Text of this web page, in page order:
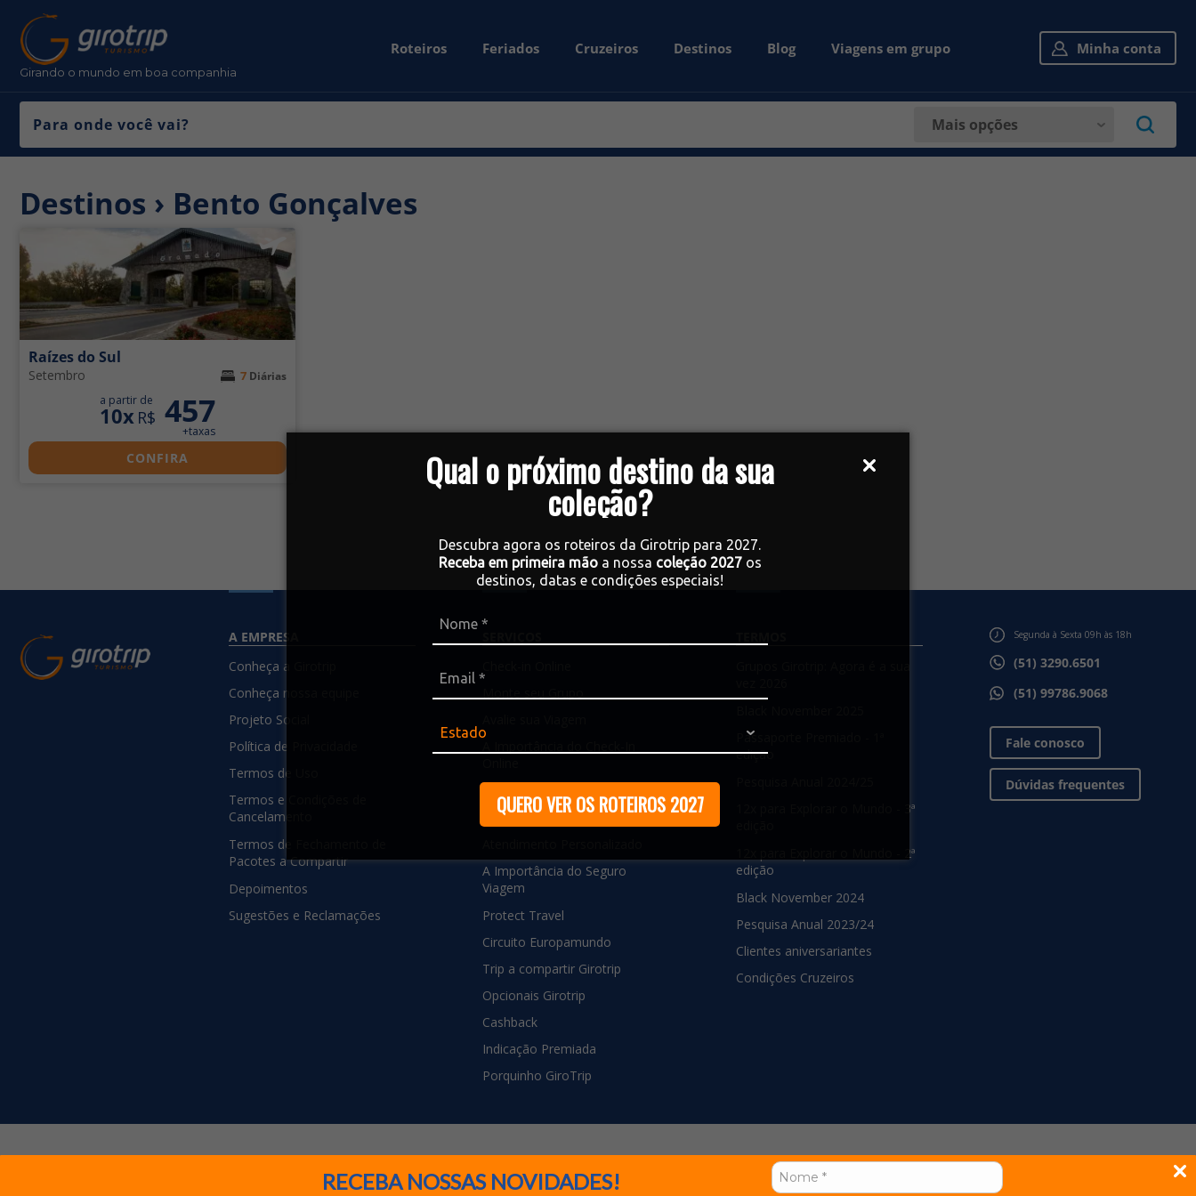
Qual o próximo destino da sua
coleção?
Descubra agora os roteiros da Girotrip para 2027.
Receba em primeira mãoa nossa coleção 2027os
destinos, datas e condições especiais!
QUERO VER OS ROTEIROS 2027
RECEBA NOSSAS NOVIDADES!
Girando o mundo em boa companhia
Roteiros Feriados Cruzeiros Destinos Blog Viagens em grupo Minha conta
Mais opções
Destinos › Bento Gonçalves
Raízes do Sul
Setembro 7 Diárias
a partir de
10x R$ 457
+taxas
CONFIRA
A EMPRESA
Conheça a Girotrip
Conheça nossa equipe
Projeto Social
Política de Privacidade
Termos de Uso
Termos e Condições de
Cancelamento
Termos de Fechamento de
Pacotes a Compartir
Depoimentos
Sugestões e Reclamações
Grupos com Guia
A Importância do Seguro
Viagem
Protect Travel
Circuito Europamundo
Trip a compartir Girotrip
Opcionais Girotrip
Cashback
Indicação Premiada
Porquinho GiroTrip
Passaporte Premiado - 1ª
edição
12x para Explorar o Mundo - 3ª
12x para Explorar o Mundo - 2ª
edição
Black November 2024
Pesquisa Anual 2023/24
Clientes aniversariantes
Condições Cruzeiros
Segunda à Sexta 09h às 18h
(51) 3290.6501
(51) 99786.9068
Fale conosco
Dúvidas frequentes
Parcelamento em até 12x Redes Sociais Cotações